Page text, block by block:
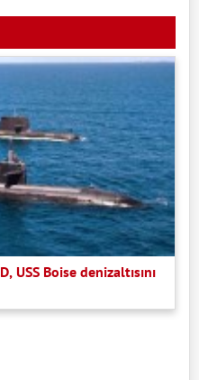
Boise denizaltısını